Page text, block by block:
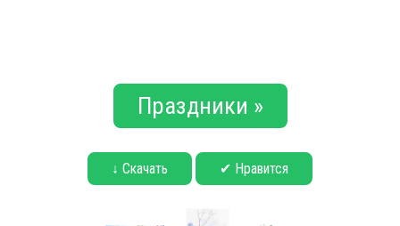
Праздники »
↓ Скачать ✔ Нравится